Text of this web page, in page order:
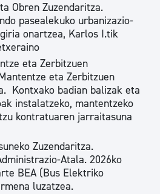
Obren Zuzendaritza.
pasealekuko urbanizazio-
onartzea, Karlos I.tik
eta Zerbitzuen
eta Zerbitzuen
Kontxako badian balizak eta
instalatzeko, mantentzeko
kontratuaren jarraitasuna
Zuzendaritza.
Atala. 2026ko
BEA (Bus Elektriko
luzatzea.